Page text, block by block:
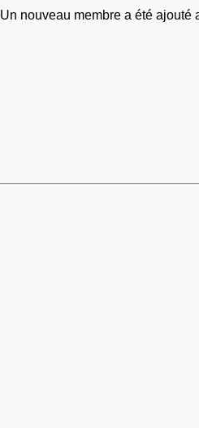
Un nouveau membre a été ajouté